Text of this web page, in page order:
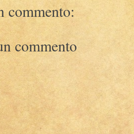
commento:
commento